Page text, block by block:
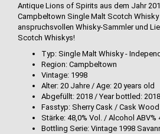
Antique Lions of Spirits aus dem Jahr
Campbeltown Single Malt Scotch Whisky
anspruchsvollen Whisky-Sammler und
Scotch Whiskys!
Typ: Single Malt Whisky -
Region: Campbeltown
Vintage: 1998
Alter: 20 Jahre / Age: 20 years old
Abgefüllt: 2018 / Year bottled: 2018
Fasstyp: Sherry Cask / Cask
Stärke: 48,0% Vol. / Alcohol ABV%
Bottling Serie: Vintage 1998